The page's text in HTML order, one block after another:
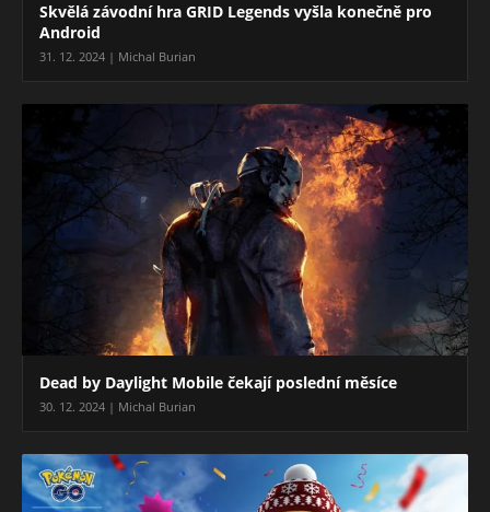
Skvělá závodní hra GRID Legends vyšla konečně pro
Android
31. 12. 2024 | Michal Burian
Dead by Daylight Mobile čekají poslední měsíce
30. 12. 2024 | Michal Burian